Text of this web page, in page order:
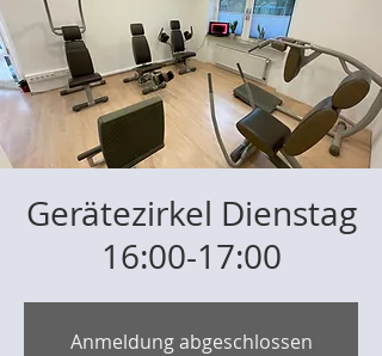
Gerätezirkel Dienstag
16:00-17:00
Anmeldung abgeschlossen